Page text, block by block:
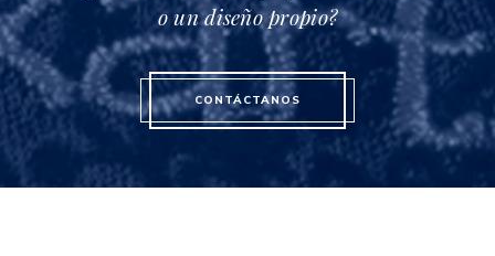
o un diseño propio?
CONTÁCTANOS